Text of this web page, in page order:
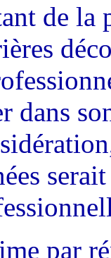
de la
dans
par